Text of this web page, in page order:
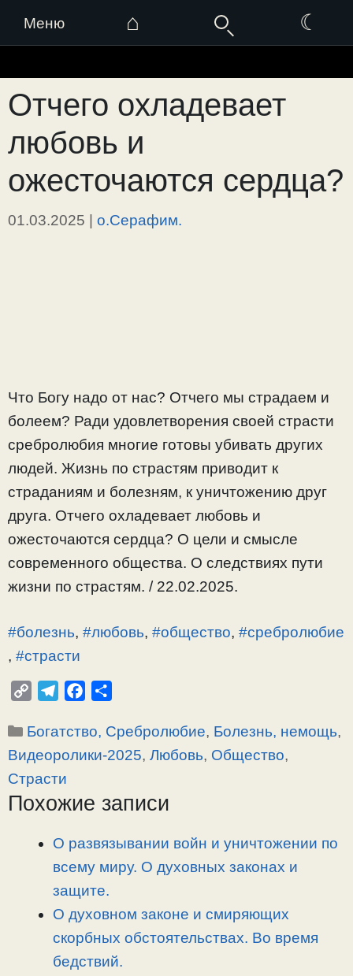
Меню ⌂ ☾
к
содержимому
Отчего охладевает
любовь и
ожесточаются сердца?
01.03.2025 | о.Серафим.
Что Богу надо от нас? Отчего мы страдаем и
болеем? Ради удовлетворения своей страсти
сребролюбия многие готовы убивать других
людей. Жизнь по страстям приводит к
страданиям и болезням, к уничтожению друг
друга. Отчего охладевает любовь и
ожесточаются сердца? О цели и смысле
современного общества. О следствиях пути
жизни по страстям. / 22.02.2025.
#болезнь, #любовь, #общество, #сребролюбие
, #страсти
p
y
n
l
e
a
c
e
o
п
р
и
Рубрики
Богатство, Сребролюбие, Болезнь, немощь,
Видеоролики-2025, Любовь, Общество,
Страсти
Похожие записи
О развязывании войн и уничтожении по
всему миру. О духовных законах и
защите.
О духовном законе и смиряющих
скорбных обстоятельствах. Во время
бедствий.